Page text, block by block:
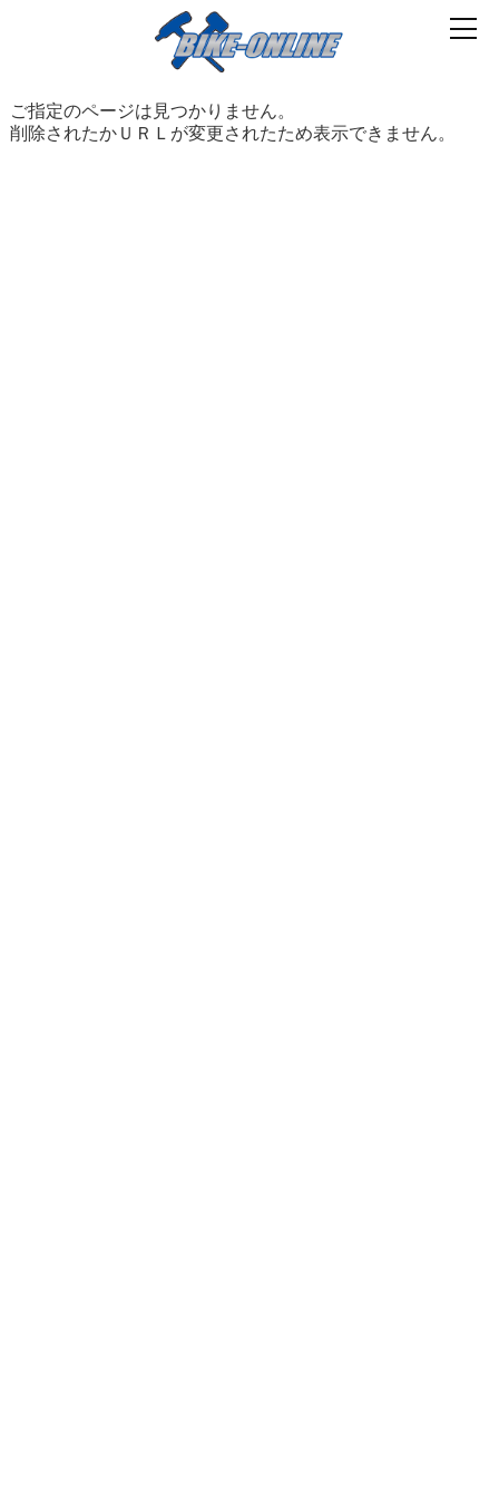
ご指定のページは見つかりません。
削除されたかＵＲＬが変更されたため表示できません。